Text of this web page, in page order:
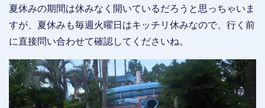
夏休みの期間は休みなく開いているだろうと思っちゃいま
すが、夏休みも毎週火曜日はキッチリ休みなので、行く前
に直接問い合わせて確認してくださいね。